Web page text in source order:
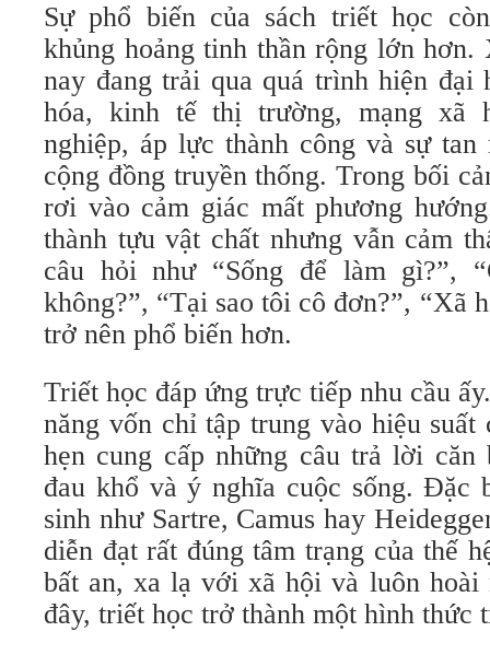
Sự phổ biến của sách triết học
khủng hoảng tinh thần rộng lớn
nay đang trải qua quá trình hiện đại
hóa, kinh tế thị trường, mạng xã
nghiệp, áp lực thành công và sự
cộng đồng truyền thống. Trong bối
rơi vào cảm giác mất phương
thành tựu vật chất nhưng vẫn cảm
câu hỏi như “Sống để làm gì?”,
không?”, “Tại sao tôi cô đơn?”, “Xã
trở nên phổ biến hơn.
Triết học đáp ứng trực tiếp nhu cầu
năng vốn chỉ tập trung vào hiệu suất
hẹn cung cấp những câu trả lời
đau khổ và ý nghĩa cuộc sống. Đặc
sinh như Sartre, Camus hay
diễn đạt rất đúng tâm trạng của thế
bất an, xa lạ với xã hội và luôn
đây, triết học trở thành một hình thức